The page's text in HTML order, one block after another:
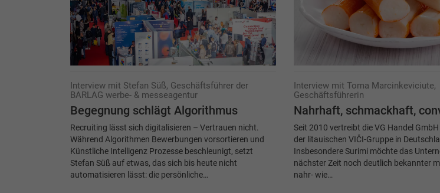
Interview mit Stefan Süß, Geschäftsführer der
BARLAG werbe- & messeagentur
Begegnung schlägt Algorithmus
Recruiting lässt sich digitalisieren – Vertrauen nicht.
Während Algorithmen Bewerbungen vorsortieren und
Künstliche Intelligenz Prozesse beschleunigt, setzt
Stefan Süß auf etwas, das sich bis heute nicht
automatisieren lässt: die persönliche…
Interview mit Toma Marcinkeviciute,
Geschäftsführerin
Nahrhaft, schmackhaft,
Seit 2010 vertreibt die VG Handel
der litauischen VIČI-Gruppe in
Insbesondere Surimi möchte das
nächster Zeit noch deutlich bekannter
nahr- wie…